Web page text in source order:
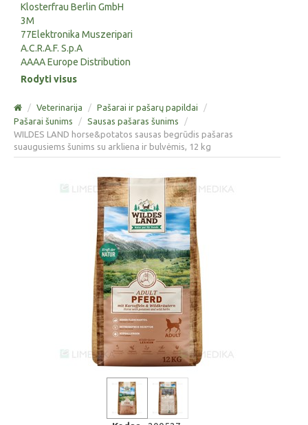
Klosterfrau Berlin GmbH
3M
77Elektronika Muszeripari
A.C.R.A.F. S.p.A
AAAA Europe Distribution
Rodyti visus
/ Veterinarija / Pašarai ir pašarų papildai
/
Pašarai šunims
/ Sausas pašaras šunims
/
WILDES LAND horse&potatos sausas begrūdis pašaras
suaugusiems šunims su arkliena ir bulvėmis, 12 kg